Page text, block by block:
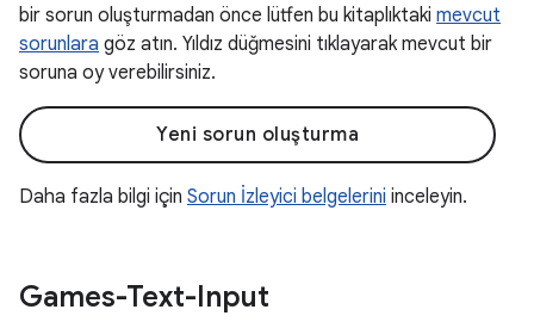
bir sorun oluşturmadan önce lütfen bu kitaplıktaki mevcut
sorunlara göz atın. Yıldız düğmesini tıklayarak mevcut bir
soruna oy verebilirsiniz.
Yeni sorun oluşturma
Daha fazla bilgi için Sorun İzleyici belgelerini inceleyin.
Games-Text-Input